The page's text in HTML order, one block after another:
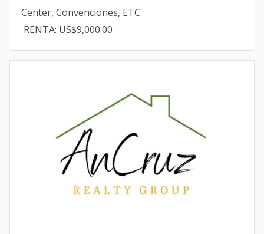
Center, Convenciones, ETC.
RENTA: US$9,000.00